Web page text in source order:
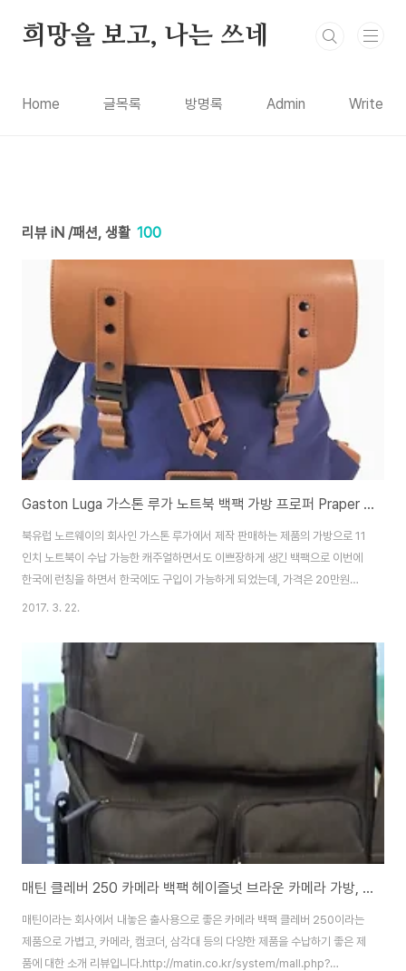
희망을 보고, 나는 쓰네
Home 글목록 방명록 Admin Write
리뷰 iN /패션, 생활 100
Gaston Luga 가스톤 루가 노트북 백팩 가방 프로퍼 Praper 네이비 & 브라운 소개 리뷰
북유럽 노르웨이의 회사인 가스톤 루가에서 제작 판매하는 제품의 가방으로 11
인치 노트북이 수납 가능한 캐주얼하면서도 이쁘장하게 생긴 백팩으로 이번에
한국에 런칭을 하면서 한국에도 구입이 가능하게 되었는데, 가격은 20만원대
내외로 다양한 제품들이 출시되 었습니다!http://gastonluga.com/kr/클래
은 유튜브 동영상인데, 참고해 보시면 좋을듯 합니다.- 강한 내구성의 캔버스-
확장형 메탈 후크 잠금- 내장 13인치 노트북 컴퓨터 수납공간 및 2개의 인사이
드 포켓- 여권 포켓- 조절가능한 어깨끈http://gastonluga.com/kr/위 사이
트에서 구매가 가능하며, 주문시에 3-4일정도면 배송이 되는데, 가스톤 루가
한..
2017. 3. 22.
매틴 클레버 250 카메라 백팩 헤이즐넛 브라운 카메라 가방, 가볍고 수납성이 좋은 출사용 제품 리뷰
매틴이라는 회사에서 내놓은 출사용으로 좋은 카메라 백팩 클레버 250이라는
제품으로 가볍고, 카메라, 캠코더, 삼각대 등의 다양한 제품을 수납하기 좋은 제
품에 대한 소개 리뷰입니다.http://matin.co.kr/system/mall.php?